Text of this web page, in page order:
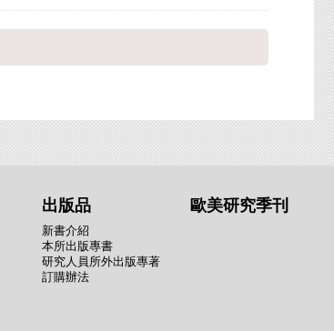
出版品
新書介紹
本所出版專書
研究人員所外出版專著
訂購辦法
歐美研究季刊